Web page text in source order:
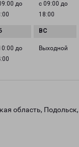
до
с 09:00 до
18:00
до
Выходной
область,